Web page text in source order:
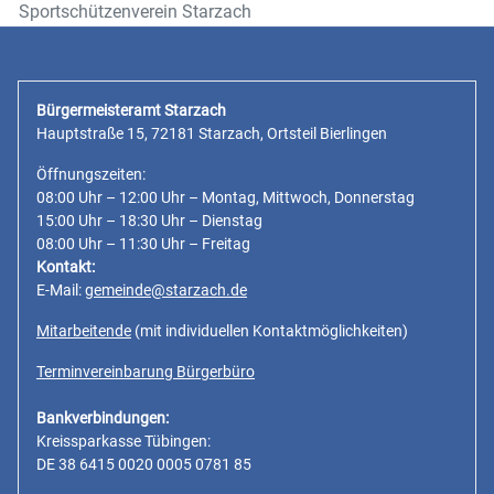
Sportschützenverein Starzach
Bürgermeisteramt Starzach
Hauptstraße 15, 72181 Starzach, Ortsteil Bierlingen
Öffnungszeiten:
08:00 Uhr – 12:00 Uhr – Montag, Mittwoch, Donnerstag
15:00 Uhr – 18:30 Uhr – Dienstag
08:00 Uhr – 11:30 Uhr – Freitag
Kontakt:
E-Mail:gemeinde@starzach.de
Mitarbeitende (mit individuellen Kontaktmöglichkeiten)
Terminvereinbarung Bürgerbüro
Bankverbindungen:
Kreissparkasse Tübingen:
DE 38 6415 0020 0005 0781 85